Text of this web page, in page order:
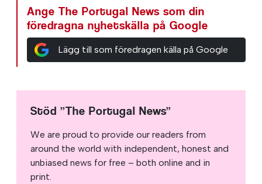
Ange The Portugal News som din
föredragna nyhetskälla på Google
Lägg till som föredragen källa på Google
Stöd ”The Portugal News”
We are proud to provide our readers from
around the world with independent, honest and
unbiased news for free – both online and in
print.